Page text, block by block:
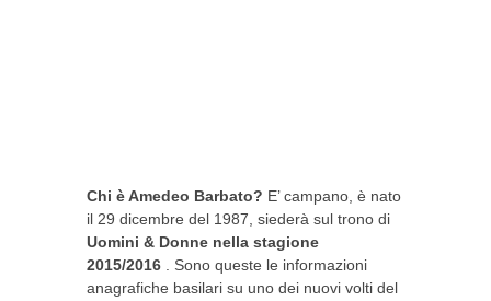
Chi è Amedeo Barbato? E’ campano, è nato
il 29 dicembre del 1987, siederà sul trono di
Uomini & Donne nella stagione
2015/2016 . Sono queste le informazioni
anagrafiche basilari su uno dei nuovi volti del